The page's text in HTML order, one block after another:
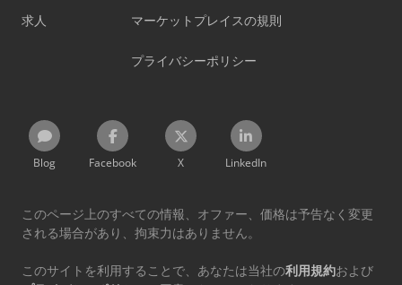
求人 マーケットプレイスの規則
プライバシーポリシー
Blog Facebook X LinkedIn
このページ上のすべての情報、オファー、価格は予告なく変更
される場合があり、拘束力はありません。
このサイトを利用することで、あなたは当社の利用規約および